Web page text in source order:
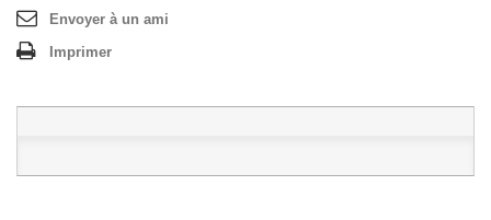
Envoyer à un ami
Imprimer